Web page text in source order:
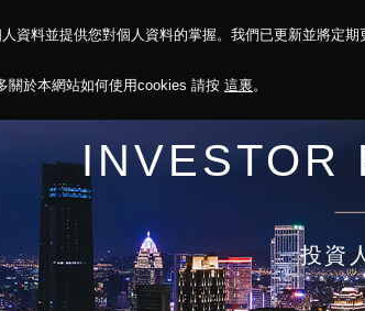
資料並提供您對個人資料的掌握。我們已更新並將定期
關於本網站如何使用cookies 請按 這裏。
投控 解決方案 永續報告 投資人
INVESTOR
投資